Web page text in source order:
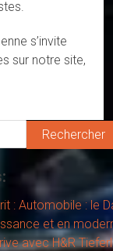
s’invite
sur notre site,
Rechercher
: Automobile : le
et en
avec H&R